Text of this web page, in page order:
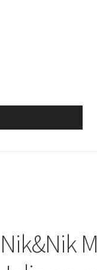
Nik&Nik